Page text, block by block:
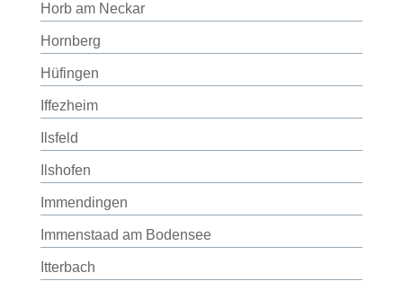
Horb am Neckar
Hornberg
Hüfingen
Iffezheim
Ilsfeld
Ilshofen
Immendingen
Immenstaad am Bodensee
Itterbach